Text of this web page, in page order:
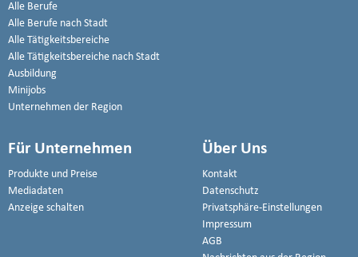
Alle Berufe
Alle Berufe nach Stadt
Alle Tätigkeitsbereiche
Alle Tätigkeitsbereiche nach Stadt
Ausbildung
Minijobs
Unternehmen der Region
Für Unternehmen
Produkte und Preise
Mediadaten
Anzeige schalten
Über Uns
Kontakt
Datenschutz
Privatsphäre-Einstellungen
Impressum
AGB